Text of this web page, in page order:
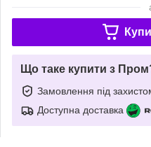
Що таке купити з
Замовлення під
Доступна доставка